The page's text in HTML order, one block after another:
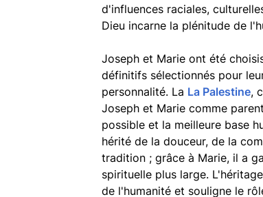
d'influences raciales,
Dieu incarne la plénitude de
Joseph et Marie ont été
définitifs sélectionnés pour
personnalité. La La Palestine,
Joseph et Marie comme
possible et la meilleure base
hérité de la douceur, de la
tradition ; grâce à Marie, il a
spirituelle plus large.
de l'humanité et souligne le